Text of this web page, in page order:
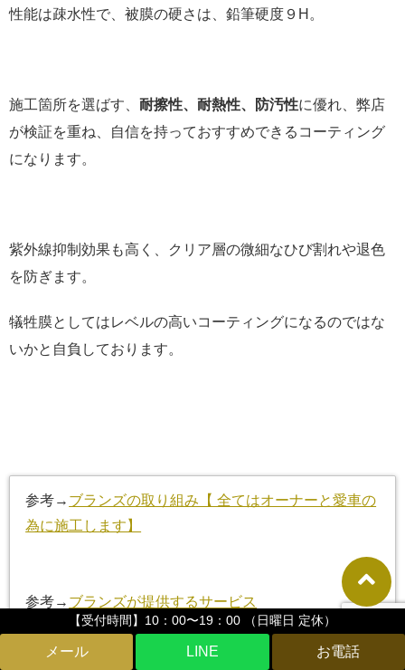
【受付時間】10：00〜19：00 （日曜日 定休）
LINE
性能は疎水性で、被膜の硬さは、鉛筆硬度９H。
施工箇所を選ばす、 耐擦性、耐熱性、防汚性に優れ、弊店
が検証を重ね、自信を持っておすすめできるコーティング
になります。
紫外線抑制効果も高く、クリア層の微細なひび割れや退色
を防ぎます。
犠牲膜としてはレベルの高いコーティングになるのではな
いかと自負しております。
参考→ ブランズの取り組み【 全てはオーナーと愛車の
為に施工します】
参考→ ブランズが提供するサービス